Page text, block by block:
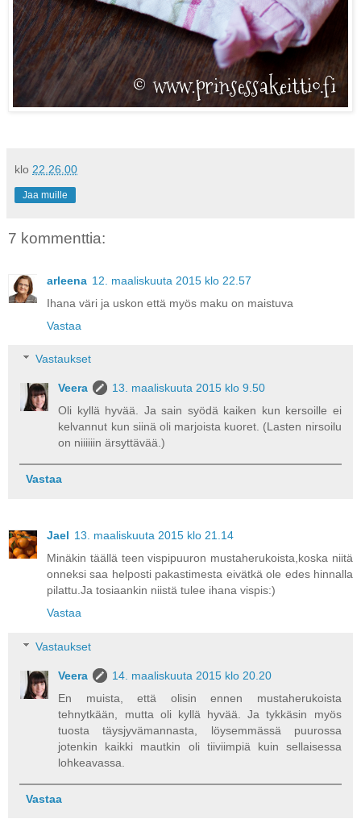
klo 22.26.00
Jaa muille
7 kommenttia:
arleena 12. maaliskuuta 2015 klo 22.57
Ihana väri ja uskon että myös maku on maistuva
Vastaa
Vastaukset
Veera
13. maaliskuuta 2015 klo 9.50
Oli kyllä hyvää. Ja sain syödä kaiken kun kersoille ei
kelvannut kun siinä oli marjoista kuoret. (Lasten nirsoilu
on niiiiiin ärsyttävää.)
Vastaa
Jael 13. maaliskuuta 2015 klo 21.14
Minäkin täällä teen vispipuuron mustaherukoista,koska niitä
onneksi saa helposti pakastimesta eivätkä ole edes hinnalla
pilattu.Ja tosiaankin niistä tulee ihana vispis:)
Vastaa
Vastaukset
Veera
14. maaliskuuta 2015 klo 20.20
En muista, että olisin ennen mustaherukoista
tehnytkään, mutta oli kyllä hyvää. Ja tykkäsin myös
tuosta täysjyvämannasta, löysemmässä puurossa
jotenkin kaikki mautkin oli tiiviimpiä kuin sellaisessa
lohkeavassa.
Vastaa